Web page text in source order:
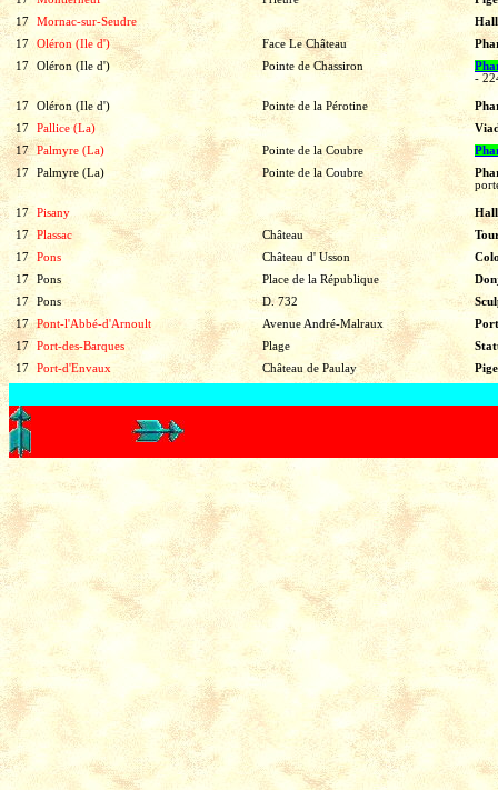
17
Mornac-sur-Seudre
17
Oléron (Ile d') Face Le Château
17
Oléron (Ile d') Pointe de Chassiron
-
17 Oléron (Ile d') Pointe de la Pérotine
17
Pallice (La)
17
Palmyre (La) Pointe de la Coubre
17
Palmyre (La) Pointe de la Coubre
17 Pisany
17
Plassac Château
17
Pons Château d' Usson
17
Pons Place de la République
17
Pons D. 732
17
Pont-l'Abbé-d'Arnoult Avenue André-Malraux
17
Port-des-Barques Plage
17
Port-d'Envaux Château de Paulay